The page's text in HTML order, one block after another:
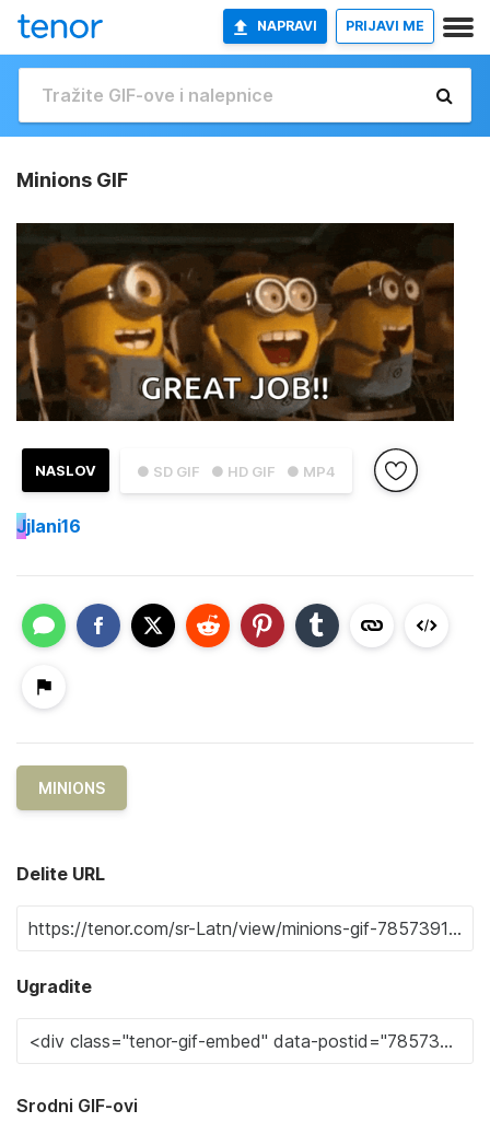
NAPRAVI PRIJAVI ME
Minions GIF
● SD GIF ● HD GIF ● MP4
NASLOV
Jjlani16
MINIONS
Delite URL
Ugradite
Srodni GIF-ovi